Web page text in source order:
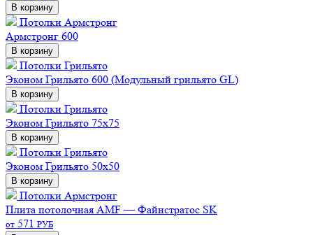
В корзину
Потолки Армстронг
Армстронг 600
В корзину
Потолки Грильято
Эконом Грильято 600 (Модульный грильято GL)
В корзину
Потолки Грильято
Эконом Грильято 75х75
В корзину
Потолки Грильято
Эконом Грильято 50х50
В корзину
Потолки Армстронг
Плита потолочная AMF — Файнстратос SK
от 571 РУБ